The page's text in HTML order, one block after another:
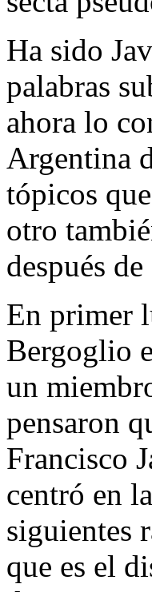
Ha sido
palabras
ahora lo
Argentina
tópicos
otro
después
En primer
Bergoglio
un
pensaron
Francisco
centró en
siguientes
que es el